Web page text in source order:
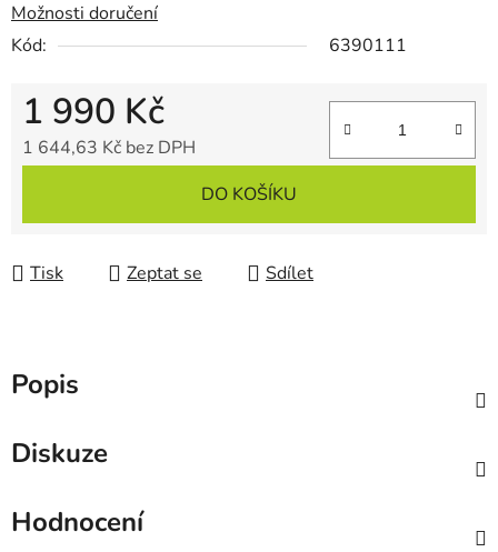
Možnosti doručení
Kód:
6390111
1 990 Kč
1 644,63 Kč bez DPH
DO KOŠÍKU
Tisk Zeptat se Sdílet
Popis
Diskuze
Hodnocení